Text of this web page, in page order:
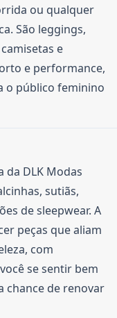
ou qualquer
São leggings,
e
e performance,
o público feminino
da DLK Modas
sutiãs,
de sleepwear. A
peças que aliam
com
se sentir bem
chance de renovar